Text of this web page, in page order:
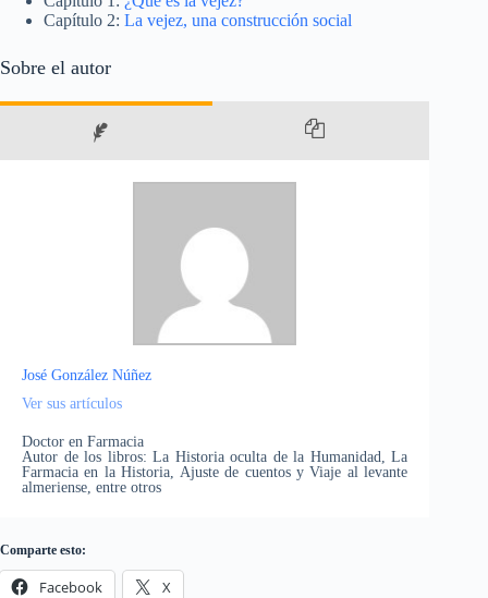
Capítulo 2: La vejez, una construcción social
Sobre el autor
José González Núñez
Ver sus artículos
Doctor en Farmacia
Autor de los libros: La Historia oculta de la Humanidad, La
Farmacia en la Historia, Ajuste de cuentos y Viaje al levante
almeriense, entre otros
Comparte esto:
Facebook X